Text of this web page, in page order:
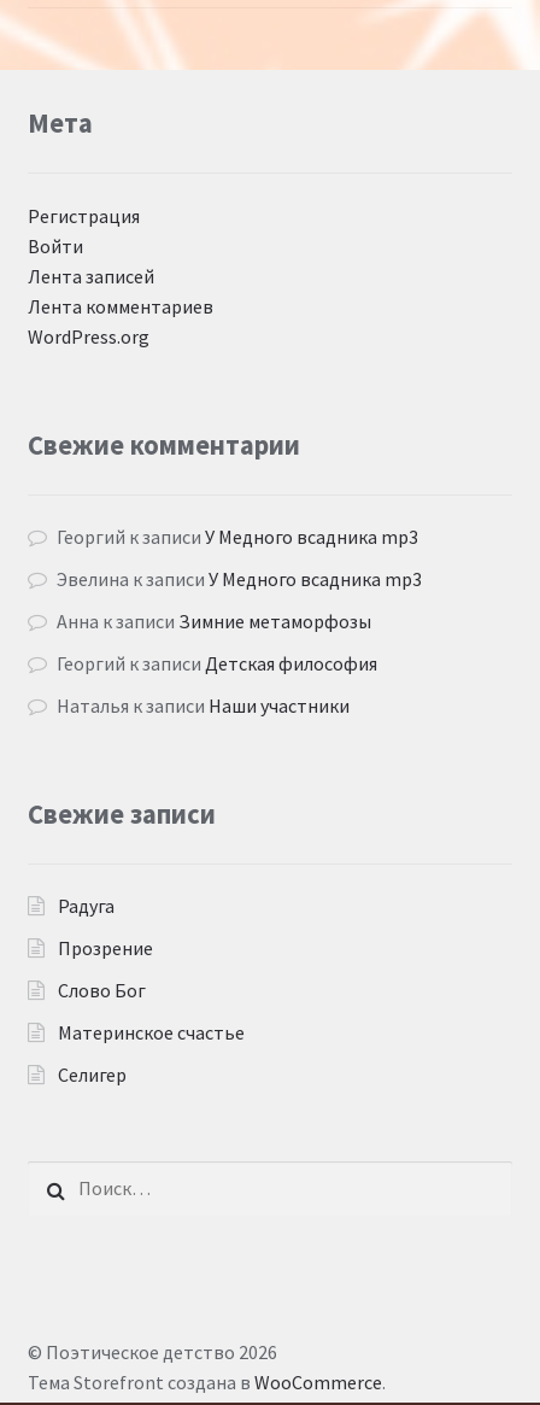
Мета
Регистрация
Войти
Лента записей
Лента комментариев
WordPress.org
Свежие комментарии
Георгий к записиУ Медного всадника mp3
Эвелина к записиУ Медного всадника mp3
Анна к записи Зимние метаморфозы
Георгий к записи Детская философия
Наталья к записи Наши участники
Свежие записи
Радуга
Прозрение
Слово Бог
Материнское счастье
Селигер
Найти:
© Поэтическое детство 2026
Тема Storefront создана в WooCommerce.